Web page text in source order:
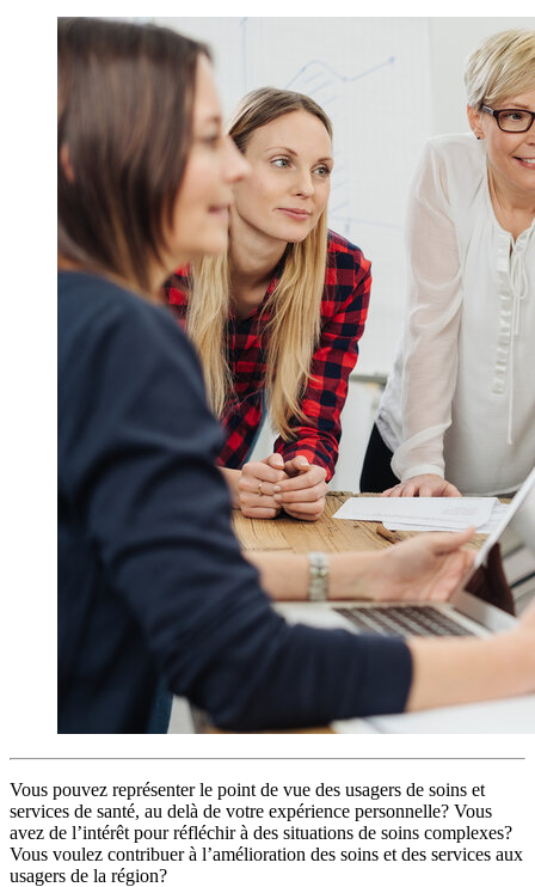
Vous pouvez représenter le point de vue des usagers de soins et
services de santé, au delà de votre expérience personnelle? Vous
avez de l’intérêt pour réfléchir à des situations de soins complexes?
Vous voulez contribuer à l’amélioration des soins et des services aux
usagers de la région?